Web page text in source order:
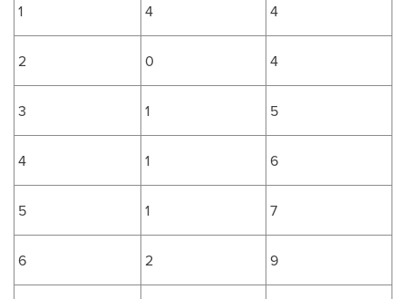
1 4 4
2 0 4
3 1 5
4 1 6
5 1 7
6 2 9